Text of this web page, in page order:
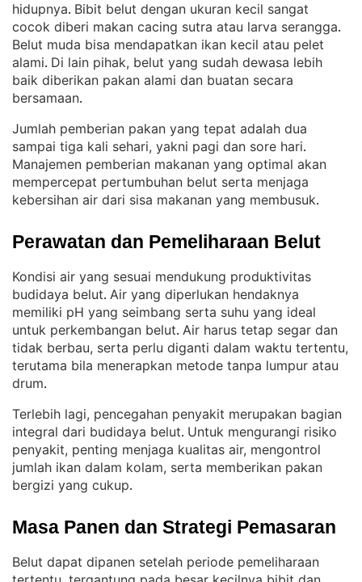
hidupnya. Bibit belut dengan ukuran kecil sangat
cocok diberi makan cacing sutra atau larva serangga
Belut muda bisa mendapatkan ikan kecil atau pelet
alami. Di lain pihak, belut yang sudah dewasa lebih
baik diberikan pakan alami dan buatan secara
bersamaan.
Jumlah pemberian pakan yang tepat adalah dua
sampai tiga kali sehari, yakni pagi dan sore hari
Manajemen pemberian makanan yang optimal akan
mempercepat pertumbuhan belut serta menjaga
kebersihan air dari sisa makanan yang membusuk.
Perawatan dan Pemeliharaan Belut
Kondisi air yang sesuai mendukung produktivitas
budidaya belut. Air yang diperlukan hendaknya
memiliki pH yang seimbang serta suhu yang ideal
untuk perkembangan belut. Air harus tetap segar dan
tidak berbau, serta perlu diganti dalam waktu tertentu,
terutama bila menerapkan metode tanpa lumpur atau
drum.
Terlebih lagi, pencegahan penyakit merupakan bagian
integral dari budidaya belut. Untuk mengurangi risiko
penyakit, penting menjaga kualitas air, mengontrol
jumlah ikan dalam kolam, serta memberikan pakan
bergizi yang cukup.
Masa Panen dan Strategi Pemasaran
Belut dapat dipanen setelah periode pemeliharaan